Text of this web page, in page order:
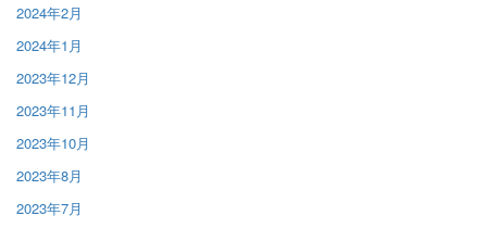
2024年2月
2024年1月
2023年12月
2023年11月
2023年10月
2023年8月
2023年7月